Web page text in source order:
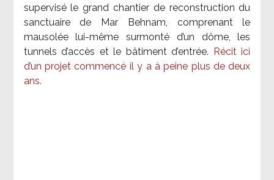
supervisé le grand chantier de reconstruction du
sanctuaire de Mar Behnam, comprenant le
mausolée lui-même surmonté d’un dôme, les
tunnels d’accès et le bâtiment d’entrée.
Récit ici
d’un projet commencé il y a à peine plus de deux
ans.